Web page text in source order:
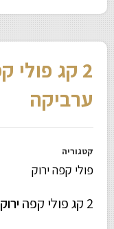
ערביקה
קטגוריה
פולי קפה ירוק
2 קג פולי קפה ירוק